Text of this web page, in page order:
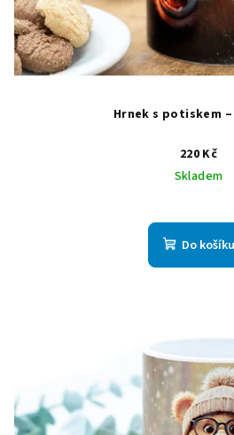
Hrnek s potiskem
220 Kč
Skladem
Do košíku